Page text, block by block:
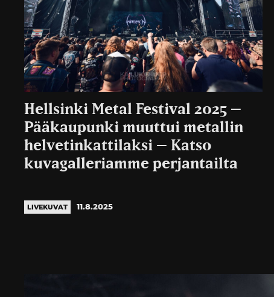
Hellsinki Metal Festival 2025 –
Pääkaupunki muuttui metallin
helvetinkattilaksi – Katso
kuvagalleriamme perjantailta
LIVEKUVAT 11.8.2025